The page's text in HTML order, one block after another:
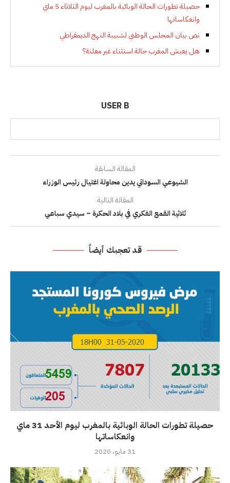
حصيلة تطورات الحالة الوبائية بالمغرب ليوم الثلاثاء 5 ماي
وانعكاساتها
نص بيان المجلس الوطني لشبيبة النهج الديمقراطي
هل يعيش المغرب حالة استثناء غير معلنة؟
USER B
المقالة السابقة
الشيوعي السوداني يدين محاولة اغتيال رئيس الوزراء
المقالة التالية
ثلاثية القمع الفكري في بلاد الحكرة – سيدي سباعي
قد تعجبك أيضاً
حصيلة تطورات الحالة الوبائية بالمغرب ليوم الأحد 31 ماي
وانعكاساتها
31 مايو، 2020